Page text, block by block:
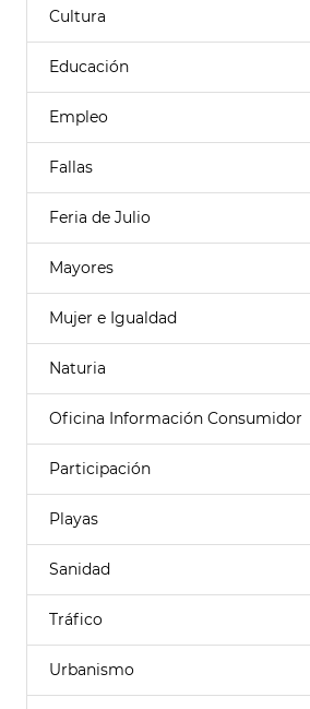
Cultura
Educación
Empleo
Fallas
Feria de Julio
Mayores
Mujer e Igualdad
Naturia
Oficina Información Consumidor
Participación
Playas
Sanidad
Tráfico
Urbanismo